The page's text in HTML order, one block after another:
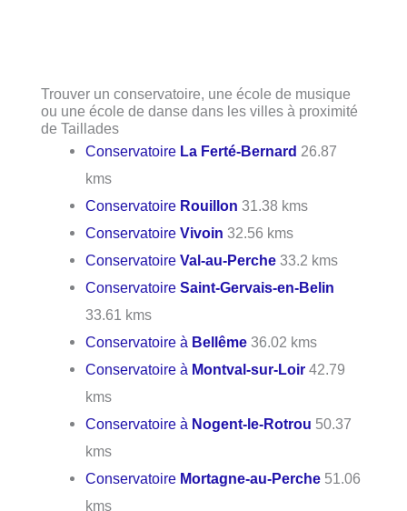
Trouver un conservatoire, une école de musique
ou une école de danse dans les villes à proximité
de Taillades
Conservatoire La Ferté-Bernard 26.87
kms
Conservatoire Rouillon 31.38 kms
ConservatoireVivoin 32.56 kms
ConservatoireVal-au-Perche 33.2 kms
ConservatoireSaint-Gervais-en-Belin
33.61 kms
Conservatoire à Bellême 36.02 kms
Conservatoire à Montval-sur-Loir 42.79
kms
Conservatoire à Nogent-le-Rotrou 50.37
kms
Conservatoire Mortagne-au-Perche 51.06
kms